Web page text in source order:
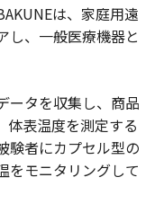
は、家庭用遠
し、一般医療機器と
ータを収集し、商品
体表温度を測定する
験者にカプセル型の
をモニタリングして